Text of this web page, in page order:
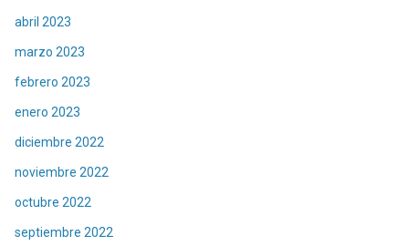
abril 2023
marzo 2023
febrero 2023
enero 2023
diciembre 2022
noviembre 2022
octubre 2022
septiembre 2022